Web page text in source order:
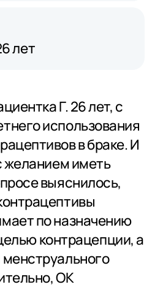
лет
Г. 26 лет, с
использования
в браке. И
желанием иметь
выяснилось,
по назначению
контрацепции, а
ОК